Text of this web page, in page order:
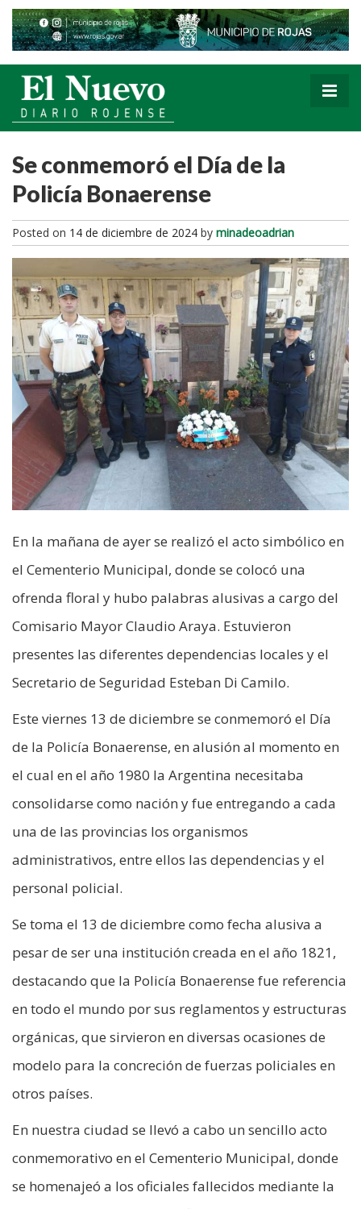
Se conmemoró el Día de la
Policía Bonaerense
Posted on 14 de diciembre de 2024 by minadeoadrian
En la mañana de ayer se realizó el acto simbólico en
el Cementerio Municipal, donde se colocó una
ofrenda floral y hubo palabras alusivas a cargo del
Comisario Mayor Claudio Araya. Estuvieron
presentes las diferentes dependencias locales y el
Secretario de Seguridad Esteban Di Camilo.
Este viernes 13 de diciembre se conmemoró el Día
de la Policía Bonaerense, en alusión al momento en
el cual en el año 1980 la Argentina necesitaba
consolidarse como nación y fue entregando a cada
una de las provincias los organismos
administrativos, entre ellos las dependencias y el
personal policial.
Se toma el 13 de diciembre como fecha alusiva a
pesar de ser una institución creada en el año 1821,
destacando que la Policía Bonaerense fue referencia
en todo el mundo por sus reglamentos y estructuras
orgánicas, que sirvieron en diversas ocasiones de
modelo para la concreción de fuerzas policiales en
otros países.
En nuestra ciudad se llevó a cabo un sencillo acto
conmemorativo en el Cementerio Municipal, donde
se homenajeó a los oficiales fallecidos mediante la